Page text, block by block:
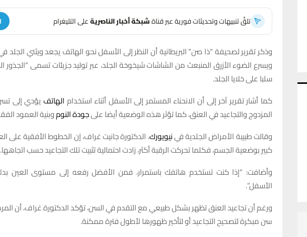
تلقَّ تنبيهات وتحديثات فورية عبر قناةشبكة أخبار الناصريةعلى التليغرام
وذكر تقرير لصحيفة “ذا صن” البريطانية أن النظر إلى الأسفل نحو الهاتف يجعد ويثني الجلد
ويسرع الضوء الأزرق المنبعث من الشاشات شيخوخة الجلد، عبر توليد جزيئات تسمى “الجذور
سلبا على خلايا الجلد.
كما أشار تقرير آخر إلى أن الانحناء المستمر إلى الأسفل أثناء استخدام الهاتفيؤدي إلى
المزدوج والتجاعيد في العنق، كما تؤثر هذه الوضعية أيضا علىجودة النوموبنية العمود
وقالت طبيبة الأمراض الجلدية فينيويورك، الدكتورة جانيت غراف، إن الخطوط الأفقية على
كبير بوضعية الجسم، فكلما تحركت الرقبة أكثر، زادت احتمالية تثبيت تلك التجاعيد حسب اتجاهها.
وأضافت: “إذا كنت تستخدم هاتفك باستمرار، فمن الأفضل رفعه إلى مستوى العين
الأسفل”.
ورغم أن تجاعيد العنق تظهر بشكل طبيعي مع التقدم في السن، تؤكد الدكتورة غراف، أن
سن مبكرة لتصحيح التجاعيد أو لتأخير ظهورها لأطول فترة ممكنة.